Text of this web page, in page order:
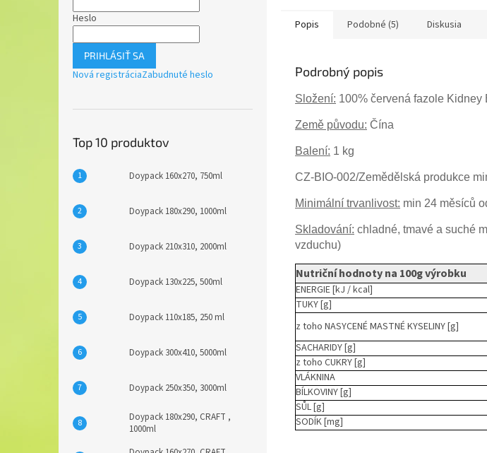
Heslo
PRIHLÁSIŤ SA
Nová registráciaZabudnuté heslo
Top 10 produktov
Doypack 160x270, 750ml
Doypack 180x290, 1000ml
Doypack 210x310, 2000ml
Doypack 130x225, 500ml
Doypack 110x185, 250 ml
Doypack 300x410, 5000ml
Doypack 250x350, 3000ml
Doypack 180x290, CRAFT ,
1000ml
Popis Podobné (5) Diskusia
Podrobný popis
Složení: 100% červená fazole Kidney
Země původu: Čína
Balení: 1 kg
CZ-BIO-002/Zemědělská produkce
Minimální trvanlivost: min 24 měsíců
Skladování: chladné, tmavé a suché
vzduchu)
Nutriční hodnoty na 100g výrobku
ENERGIE [kJ / kcal]
TUKY [g]
z toho NASYCENÉ MASTNÉ KYSELINY [g]
SACHARIDY [g]
z toho CUKRY [g]
VLÁKNINA
BÍLKOVINY [g]
SŮL [g]
SODÍK [mg]